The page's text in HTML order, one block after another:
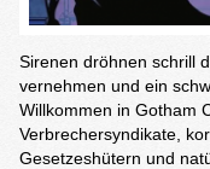
Sirenen dröhnen schrill
vernehmen und ein
Willkommen in Gotham
Verbrechersyndikate,
Gesetzeshütern und